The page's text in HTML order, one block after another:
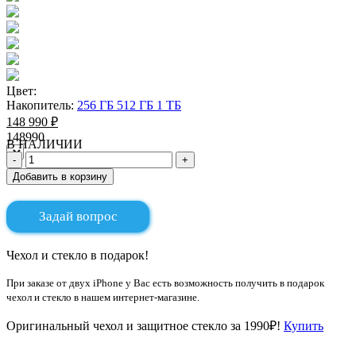
Цвет:
Накопитель: 256 ГБ 512 ГБ 1 ТБ
148 990 ₽
148990
В НАЛИЧИИ
Добавить в корзину
Задай вопрос
Чехол и стекло в подарок!
При заказе от двух iPhone у Вас есть возможность получить в подарок
чехол и стекло в нашем интернет-магазине.
Оригинальный чехол и защитное стекло за 1990₽! Купить